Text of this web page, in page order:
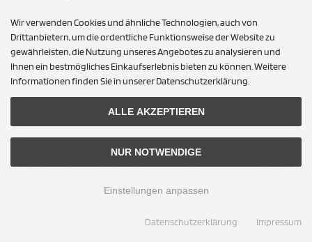
Deutsche Objekt- & Schulmöbel © 2026 | Template © 2009-2026 by modified eCommerce
ified eCommerce Shopsoftware © 2009-2026
Wir verwenden Cookies und ähnliche Technologien, auch von
Drittanbietern, um die ordentliche Funktionsweise der Website zu
gewährleisten, die Nutzung unseres Angebotes zu analysieren und
Ihnen ein bestmögliches Einkaufserlebnis bieten zu können. Weitere
Informationen finden Sie in unserer Datenschutzerklärung.
ALLE AKZEPTIEREN
NUR NOTWENDIGE
Einstellungen anpassen
Datenschutzerklärung Impressum